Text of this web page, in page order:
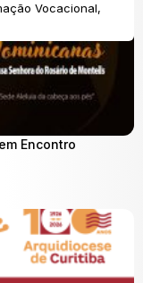
Vocacional,
Encontro